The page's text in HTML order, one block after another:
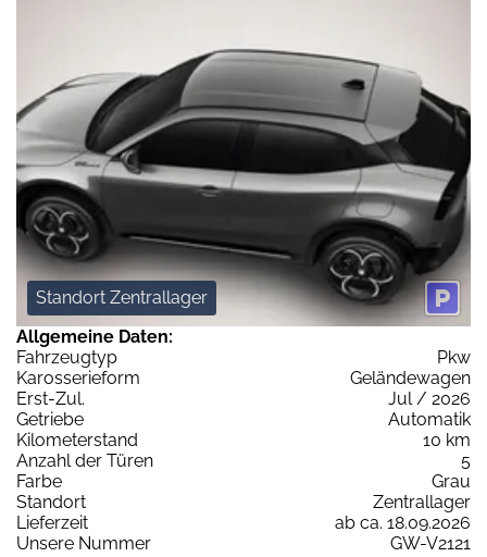
Standort Zentrallager
Allgemeine Daten:
Fahrzeugtyp
Pkw
Karosserieform
Geländewagen
Erst-Zul.
Jul / 2026
Getriebe
Automatik
Kilometerstand
10 km
Anzahl der Türen
5
Farbe
Grau
Standort
Zentrallager
Lieferzeit
ab ca. 18.09.2026
Unsere Nummer
GW-V2121